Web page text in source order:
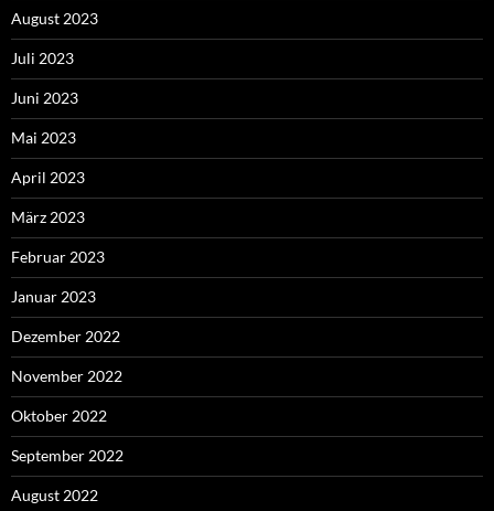
August 2023
Juli 2023
Juni 2023
Mai 2023
April 2023
März 2023
Februar 2023
Januar 2023
Dezember 2022
November 2022
Oktober 2022
September 2022
August 2022